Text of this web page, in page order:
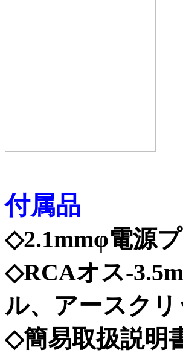
付属品
◇2.1mmφ電源
◇RCAオス-
ル、アースク
◇簡易取扱説明